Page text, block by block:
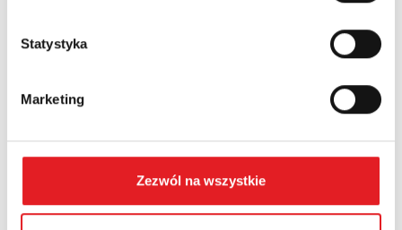
Statystyka
Marketing
Zezwól na wszystkie
Województwo: